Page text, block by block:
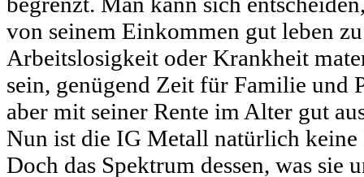
von seinem Einkommen gut leben
Arbeitslosigkeit oder Krankheit
sein, genügend Zeit für Familie und
aber mit seiner Rente im Alter gut
Nun ist die IG Metall natürlich keine
Doch das Spektrum dessen, was sie